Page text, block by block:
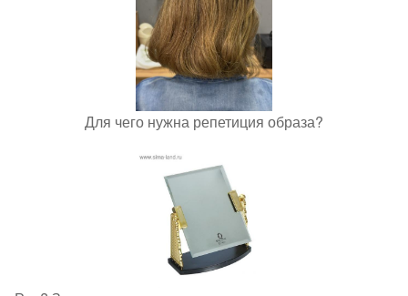
Для чего нужна репетиция образа?